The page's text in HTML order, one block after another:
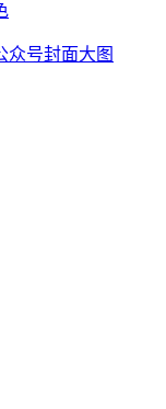
众号封面大图